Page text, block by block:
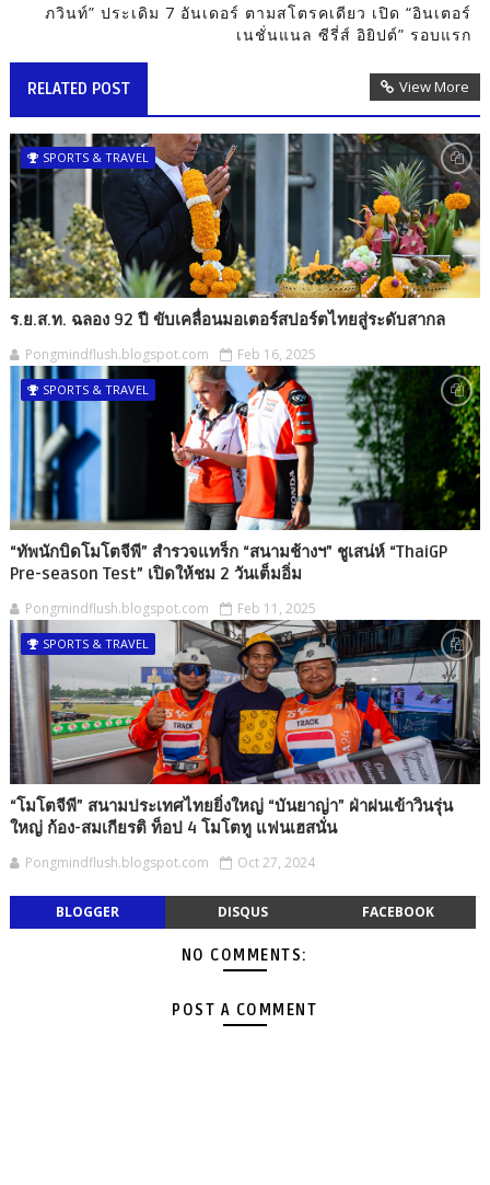
ภวินท์” ประเดิม 7 อันเดอร์ ตามสโตรคเดียว เปิด “อินเตอร์
เนชั่นแนล ซีรี่ส์ อิยิปต์” รอบแรก
RELATED POST View More
SPORTS & TRAVEL
ร.ย.ส.ท. ฉลอง 92 ปี ขับเคลื่อนมอเตอร์สปอร์ตไทยสู่ระดับสากล
Pongmindflush.blogspot.com Feb 16, 2025
SPORTS & TRAVEL
“ทัพนักบิดโมโตจีพี” สำรวจแทร็ก “สนามช้างฯ” ชูเสน่ห์ “ThaiGP
Pre-season Test” เปิดให้ชม 2 วันเต็มอิ่ม
Pongmindflush.blogspot.com Feb 11, 2025
SPORTS & TRAVEL
“โมโตจีพี” สนามประเทศไทยยิ่งใหญ่ “บันยาญ่า” ฝ่าฝนเข้าวินรุ่น
ใหญ่ ก้อง-สมเกียรติ ท็อป 4 โมโตทู แฟนเฮสนั่น
Pongmindflush.blogspot.com Oct 27, 2024
BLOGGER DISQUS FACEBOOK
NO COMMENTS:
POST A COMMENT